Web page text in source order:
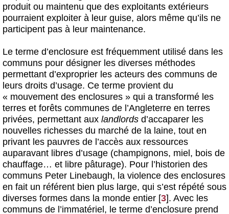
produit ou maintenu que des exploitants extérieurs
pourraient exploiter à leur guise, alors même qu’ils ne
participent pas à leur maintenance.
Le terme d’enclosure est fréquemment utilisé dans les
communs pour désigner les diverses méthodes
permettant d’exproprier les acteurs des communs de
leurs droits d’usage. Ce terme provient du
« mouvement des enclosures » qui a transformé les
terres et forêts communes de l’Angleterre en terres
privées, permettant aux landlords d’accaparer les
nouvelles richesses du marché de la laine, tout en
privant les pauvres de l’accès aux ressources
auparavant libres d’usage (champignons, miel, bois de
chauffage… et libre pâturage). Pour l’historien des
communs Peter Linebaugh, la violence des enclosures
en fait un référent bien plus large, qui s’est répété sous
diverses formes dans la monde entier [3]. Avec les
communs de l’immatériel, le terme d’enclosure prend